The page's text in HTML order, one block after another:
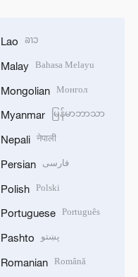
Lao ລາວ
Malay Bahasa Melayu
Mongolian Монгол
Myanmar မြန်မာဘာသာ
Nepali नेपाली
Persian فارسی
Polish Polski
Portuguese Português
Pashto پښتو
Romanian Română